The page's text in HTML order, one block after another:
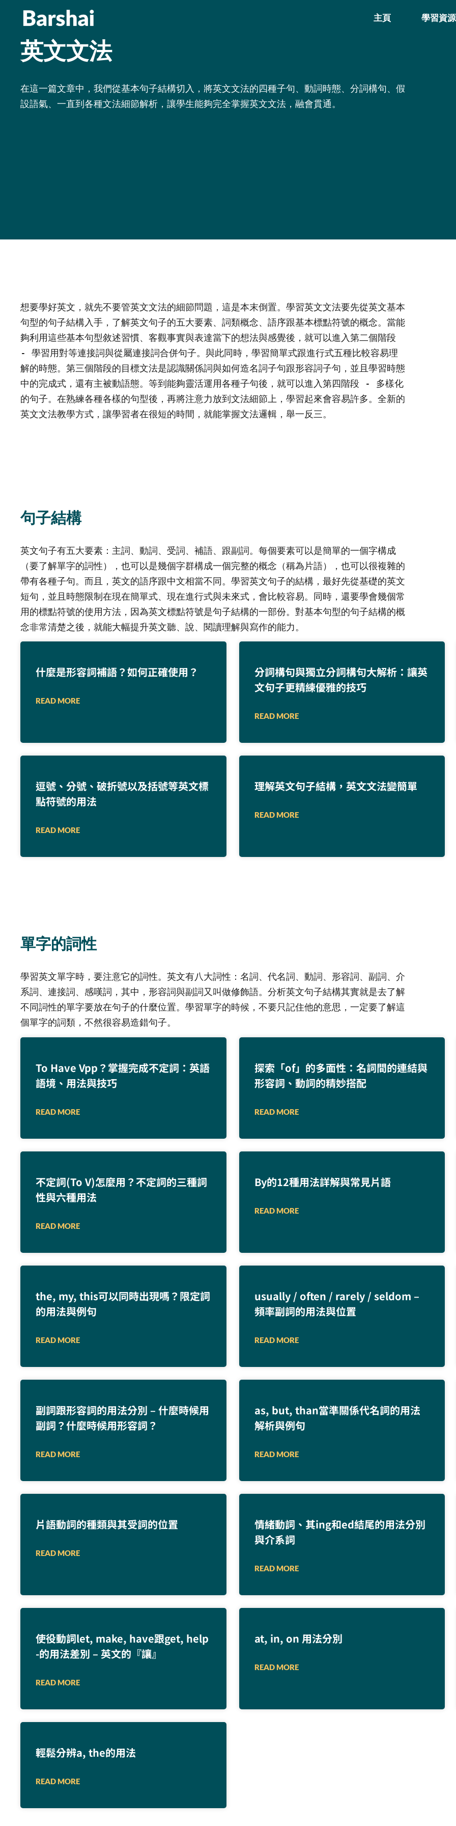
主頁 學習資源
英文文法
在這一篇文章中，我們從基本句子結構切入，將英文文法的四種子句、動詞時態、分詞構句、假
設語氣、一直到各種文法細節解析，讓學生能夠完全掌握英文文法，融會貫通。
想要學好英文，就先不要管英文文法的細節問題，這是本末倒置。學習英文文法要先從英文基本
句型的句子結構入手，了解英文句子的五大要素、詞類概念、語序跟基本標點符號的概念。當能
夠利用這些基本句型敘述習慣、客觀事實與表達當下的想法與感覺後，就可以進入第二個階段
- 學習用對等連接詞與從屬連接詞合併句子。與此同時，學習簡單式跟進行式五種比較容易理
解的時態。第三個階段的目標文法是認識關係詞與如何造名詞子句跟形容詞子句，並且學習時態
中的完成式，還有主被動語態。等到能夠靈活運用各種子句後，就可以進入第四階段 - 多樣化
的句子。在熟練各種各樣的句型後，再將注意力放到文法細節上，學習起來會容易許多。全新的
英文文法教學方式，讓學習者在很短的時間，就能掌握文法邏輯，舉一反三。
句子結構
英文句子有五大要素：主詞、動詞、受詞、補語、跟副詞。每個要素可以是簡單的一個字構成
（要了解單字的詞性），也可以是幾個字群構成一個完整的概念（稱為片語），也可以很複雜的
帶有各種子句。而且，英文的語序跟中文相當不同。學習英文句子的結構，最好先從基礎的英文
短句，並且時態限制在現在簡單式、現在進行式與未來式，會比較容易。同時，還要學會幾個常
用的標點符號的使用方法，因為英文標點符號是句子結構的一部份。對基本句型的句子結構的概
念非常清楚之後，就能大幅提升英文聽、說、閱讀理解與寫作的能力。​
什麼是形容詞補語？如何正確使用？
READ MORE
分詞構句與獨立分詞構句大解析：讓英
文句子更精練優雅的技巧
READ MORE
逗號、分號、破折號以及括號等英文標
點符號的用法
READ MORE
理解英文句子結構，英文文法變簡單
READ MORE
單字的詞性
學習英文單字時，要注意它的詞性。英文有八大詞性：名詞、代名詞、動詞、形容詞、副詞、介
系詞、連接詞、感嘆詞，其中，形容詞與副詞又叫做修飾語。分析英文句子結構其實就是去了解
不同詞性的單字要放在句子的什麼位置。學習單字的時候，不要只記住他的意思，一定要了解這
個單字的詞類，不然很容易造錯句子。
To Have Vpp？掌握完成不定詞：英語
語境、用法與技巧
READ MORE
探索「of」的多面性：名詞間的連結與
形容詞、動詞的精妙搭配
READ MORE
不定詞(To V)怎麼用？不定詞的三種詞
性與六種用法
READ MORE
By的12種用法詳解與常見片語
READ MORE
the, my, this可以同時出現嗎？限定詞
的用法與例句
READ MORE
usually / often / rarely / seldom –
頻率副詞的用法與位置
READ MORE
副詞跟形容詞的用法分別 – 什麼時候用
副詞？什麼時候用形容詞？
READ MORE
as, but, than當準關係代名詞的用法
解析與例句
READ MORE
片語動詞的種類與其受詞的位置
READ MORE
情緒動詞、其ing和ed結尾的用法分別
與介系詞
READ MORE
使役動詞let, make, have跟get, help
-的用法差別 – 英文的『讓』
READ MORE
at, in, on 用法分別
READ MORE
輕鬆分辨a, the的用法
READ MORE